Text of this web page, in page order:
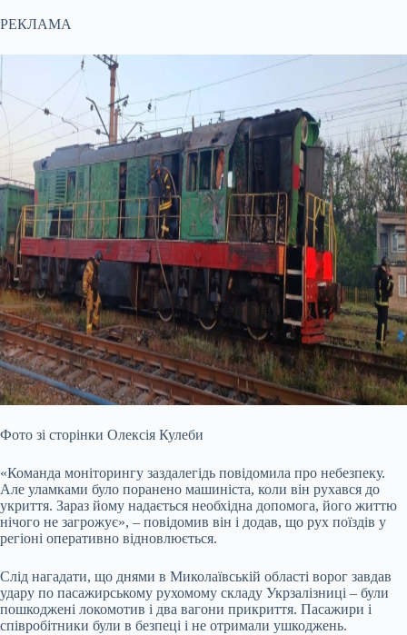
РЕКЛАМА
Фото зі сторінки Олексія Кулеби
«Команда моніторингу заздалегідь повідомила про небезпеку.
Але уламками було поранено машиніста, коли він рухався до
укриття. Зараз йому надається необхідна допомога, його життю
нічого не загрожує», – повідомив він і додав, що рух поїздів у
регіоні оперативно відновлюється.
Слід нагадати, що днями в Миколаївській області ворог завдав
удару по пасажирському рухомому складу Укрзалізниці – були
пошкоджені локомотив і два вагони прикриття. Пасажири і
співробітники були в безпеці і не отримали ушкоджень.